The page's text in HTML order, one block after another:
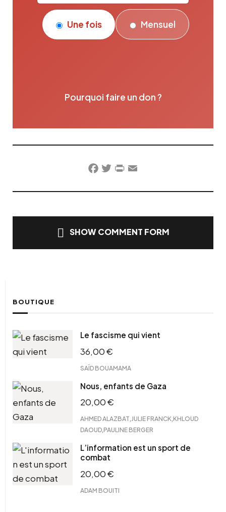
Une fois Mensuel
Pourquoi faire un don ?
Facebook
TwitterPrintFriendly
Email
SHOW COMMENT FORM
BOUTIQUE
Le fascisme qui vient
36,00€
SAÏD BOUAMAMA
Nous, enfants de Gaza
20,00€
AHMED ALAZBAT JULIE FRANCK KHLOUD
DAOUD PAULINE BERGER
L’information est un sport de
combat
20,00€
ADAM BOUITI